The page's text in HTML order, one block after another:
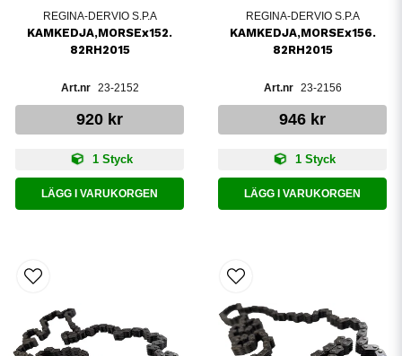
REGINA-DERVIO S.P.A
KAMKEDJA,MORSEx152.
82RH2015
23-2152
920 kr
1 Styck
LÄGG I VARUKORGEN
REGINA-DERVIO S.P.A
KAMKEDJA,MORSEx156.
82RH2015
23-2156
946 kr
1 Styck
LÄGG I VARUKORGEN